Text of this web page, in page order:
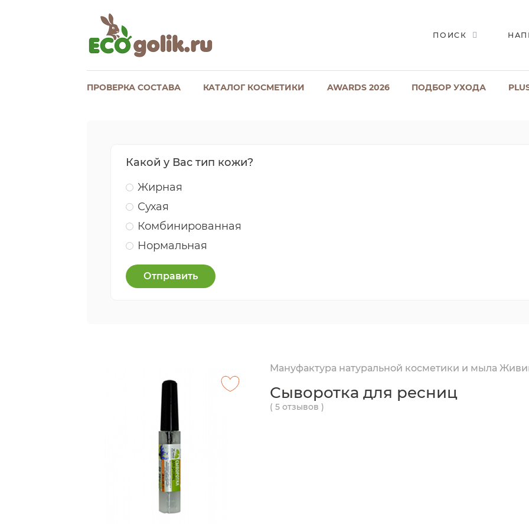
ПОИСК
ПРОВЕРКА СОСТАВА КАТАЛОГ КОСМЕТИКИ AWARDS 2026 ПОДБОР УХОДА
Какой у Вас тип кожи?
Жирная
Сухая
Комбинированная
Нормальная
Отправить
Мануфактура натуральной косметики и мыла
Сыворотка для ресниц
( 5 отзывов )